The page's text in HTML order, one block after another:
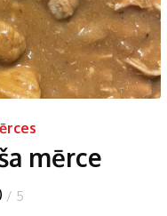
mērce
/ 5